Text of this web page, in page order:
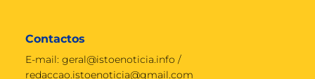
Contactos
E-mail: geral@istoenoticia.info /
redaccao.istoenoticia@gmail.com